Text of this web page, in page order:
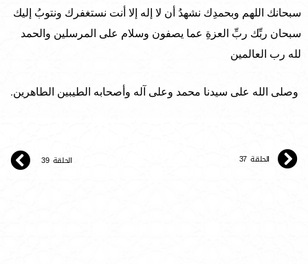
سبحانك اللهم وبحمدِك نشهدُ أن لا إله إلا أنت نستغفرك ونتوبُ إليك
سبحان ربِّك ربِّ العزةِ عما يصفون وسلام على المرسلين والحمد
لله رب العالمين
وصلى الله على سيدنا محمد وعلى آله وأصحابه الطيبين الطاهرين.
الحلقة 37 الحلقة 39